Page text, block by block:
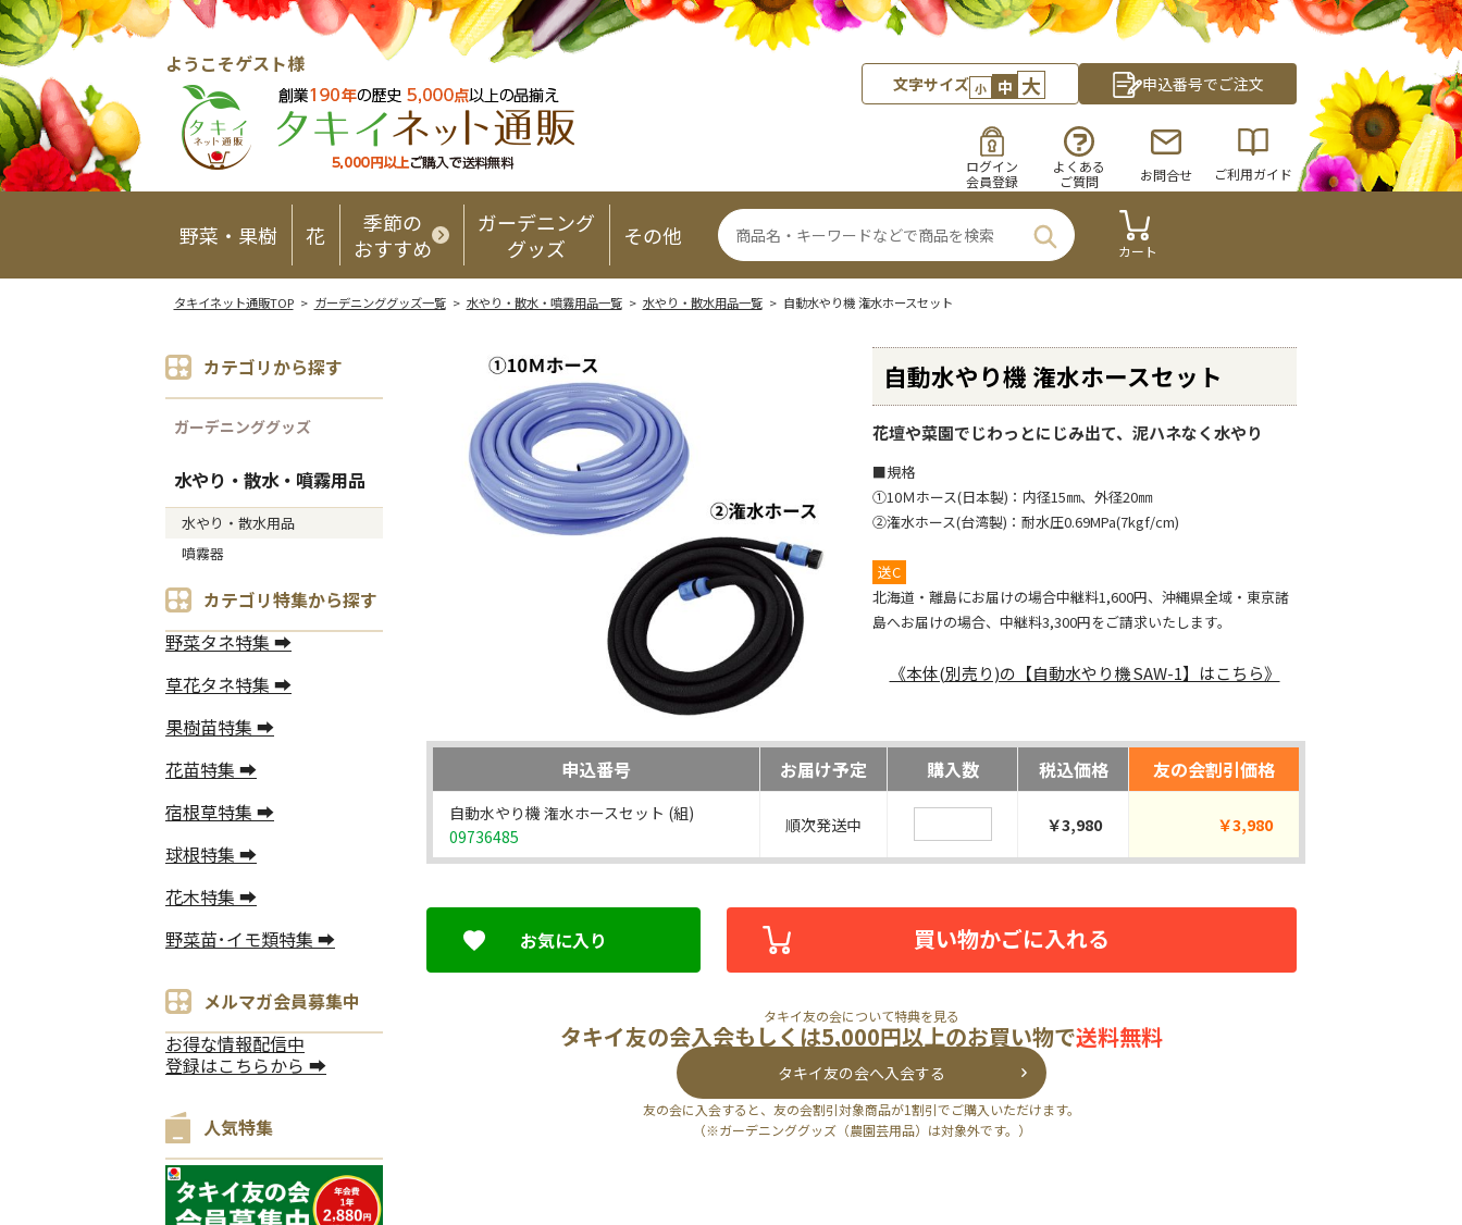
ようこそゲスト様
文字サイズ 小 中 大 申込番号でご注文
ログイン
会員登録
よくある
ご質問
お問合せ ご利用ガイド
野菜・果樹 花
季節の
おすすめ
ガーデニング
グッズ
その他
カート
タキイネット通販TOP> ガーデニンググッズ一覧> 水やり・散水・噴霧用品一覧> 水やり・散水用品一覧> 自動水やり機 潅水ホースセット
カテゴリから探す
ガーデニンググッズ
水やり・散水・噴霧用品
水やり・散水用品
噴霧器
カテゴリ特集から探す
野菜タネ特集 ➡
草花タネ特集 ➡
果樹苗特集 ➡
花苗特集 ➡
宿根草特集 ➡
球根特集 ➡
花木特集 ➡
野菜苗･イモ類特集 ➡
メルマガ会員募集中
お得な情報配信中
登録はこちらから ➡
人気特集
自動水やり機 潅水ホースセット
花壇や菜園でじわっとにじみ出て、泥ハネなく水やり
■規格
①10Ｍホース(日本製)：内径15㎜、外径20㎜
②潅水ホース(台湾製)：耐水圧0.69MPa(7kgf/cm)
送C
北海道・離島にお届けの場合中継料1,600円、沖縄県全域・東京諸
島へお届けの場合、中継料3,300円をご請求いたします。
《本体(別売り)の【自動水やり機 SAW-1】はこちら》
申込番号 お届け予定 購入数 税込価格 友の会割引価格
自動水やり機 潅水ホースセット (組)
09736485
順次発送中 ￥3,980 ￥3,980
お気に入り 買い物かごに入れる
タキイ友の会について特典を見る
タキイ友の会入会もしくは5,000円以上のお買い物で送料無料
タキイ友の会へ入会する
友の会に入会すると、友の会割引対象商品が1割引でご購入いただけます。
（※ガーデニンググッズ（農園芸用品）は対象外です。）